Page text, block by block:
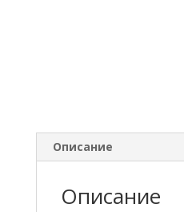
Описание
Описание